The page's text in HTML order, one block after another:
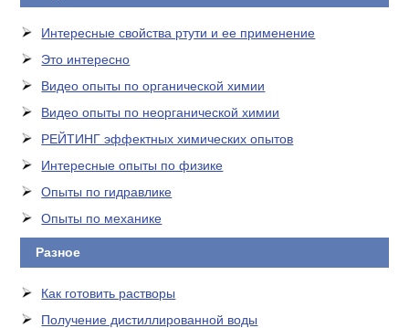
Интересные свойства ртути и ее применение
Это интересно
Видео опыты по органической химии
Видео опыты по неорганической химии
РЕЙТИНГ эффектных химических опытов
Интересные опыты по физике
Опыты по гидравлике
Опыты по механике
Разное
Как готовить растворы
Получение дистиллированной воды